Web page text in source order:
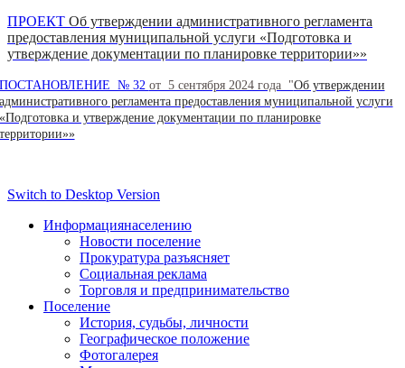
ПРОЕКТ Об утверждении административного регламента
предоставления муниципальной услуги «Подготовка и
утверждение документации по планировке территории»»
№ 32 от 5 сентября 2024 года "Об утверждении
регламента предоставления муниципальной услуги
и утверждение документации по планировке
Switch to Desktop Version
Информациянаселению
Новости поселение
Прокуратура разъясняет
Социальная реклама
Торговля и предпринимательство
Поселение
История, судьбы, личности
Географическое положение
Фотогалерея